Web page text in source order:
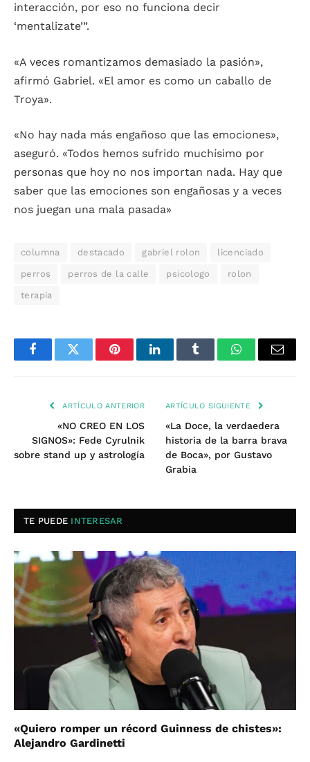
interacción, por eso no funciona decir
‘mentalizate’”.
«A veces romantizamos demasiado la pasión»,
afirmó Gabriel. «El amor es como un caballo de
Troya».
«No hay nada más engañoso que las emociones»,
aseguró. «Todos hemos sufrido muchísimo por
personas que hoy no nos importan nada. Hay que
saber que las emociones son engañosas y a veces
nos juegan una mala pasada»
columna destacado gabriel rolon licenciado
perros perros de la calle psicologo rolon
terapia
FacebookTwitter PinterestLinkedInTumblr WhatsAppEmail
ARTÍCULO ANTERIOR
«NO CREO EN LOS
SIGNOS»: Fede Cyrulnik
sobre stand up y astrología
ARTÍCULO SIGUIENTE
«La Doce, la verdaedera
historia de la barra brava
de Boca», por Gustavo
Grabia
TE PUEDE INTERESAR
«Quiero romper un récord Guinness de chistes»:
Alejandro Gardinetti